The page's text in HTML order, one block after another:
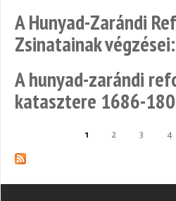
A Hunyad-Zarándi
Zsinatainak
A hunyad-zarándi
katasztere 1686-
1 2 3 4